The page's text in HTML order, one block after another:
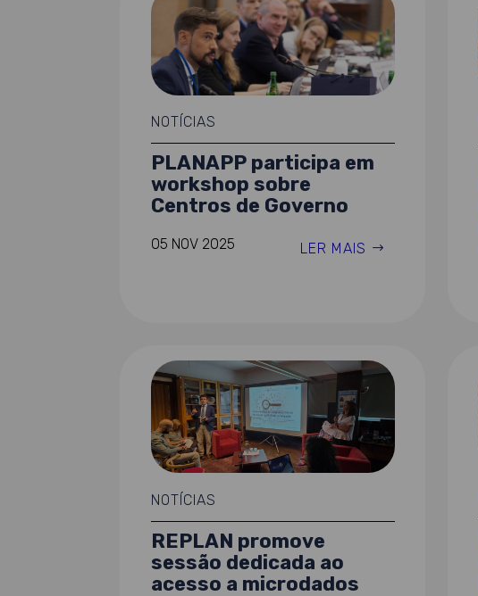
NOTÍCIAS
PLANAPP participa em
workshop sobre
Centros de Governo
05 NOV 2025 LER MAIS
NOTÍCIAS
REPLAN promove
sessão dedicada ao
acesso a microdados